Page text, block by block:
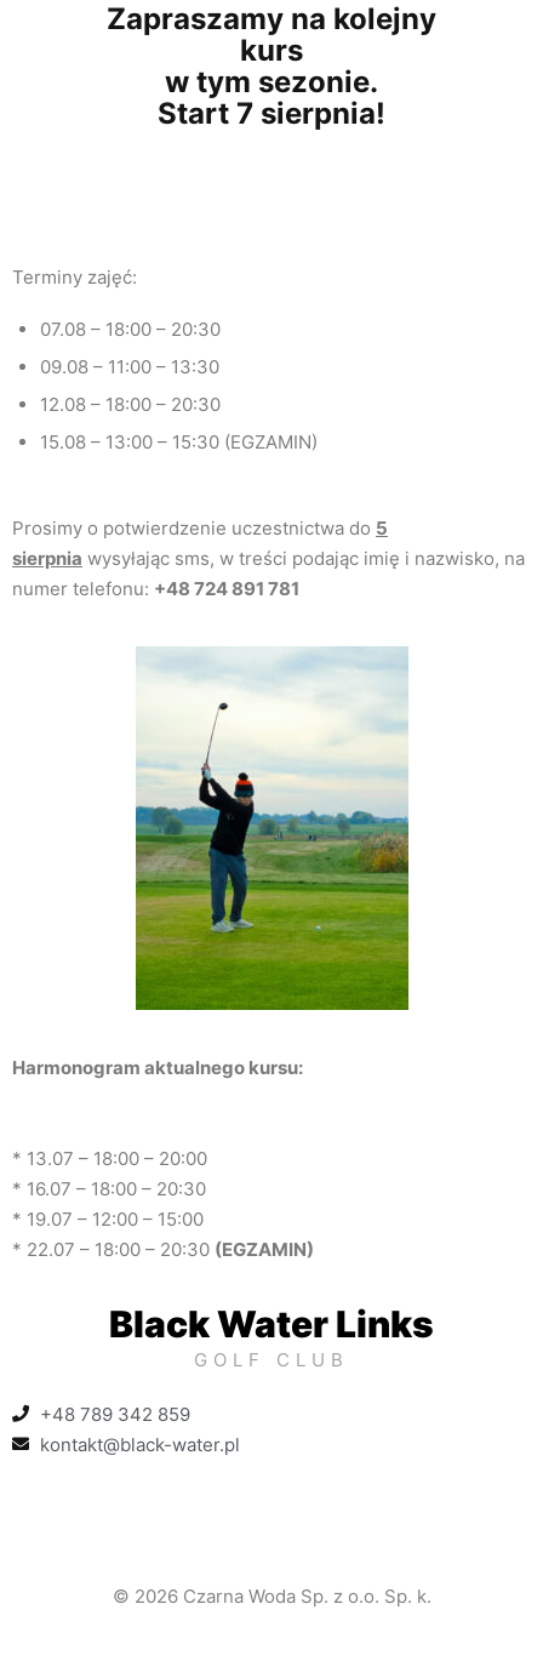
Zapraszamy na kolejny
kurs
w tym sezonie.
Start 7 sierpnia!
Terminy zajęć:
07.08 – 18:00 – 20:30
09.08 – 11:00 – 13:30
12.08 – 18:00 – 20:30
15.08 – 13:00 – 15:30(EGZAMIN)
Prosimy o potwierdzenie uczestnictwa do 5
sierpnia wysyłając sms, w treści podając imię i nazwisko, na
numer telefonu: +48 724 891 781
Harmonogram aktualnego kursu:
* 13.07 – 18:00 – 20:00
* 16.07 – 18:00 – 20:30
* 19.07 – 12:00 – 15:00
* 22.07 – 18:00 – 20:30 (EGZAMIN)
Black Water Links
GOLF CLUB
+48 789 342 859
kontakt@black-water.pl
© 2026 Czarna Woda Sp. z o.o. Sp. k.